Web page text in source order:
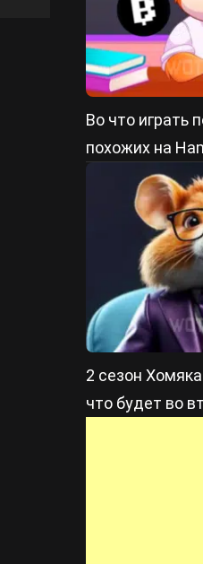
Во что играть
похожих на
2 сезон
что будет во